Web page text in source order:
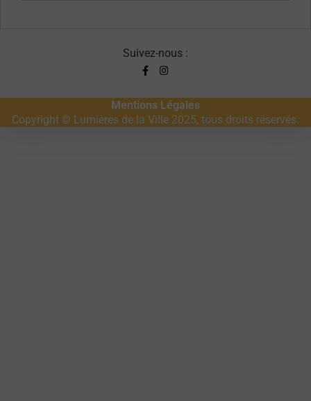
Suivez-nous :
Mentions Légales
Copyright © Lumières de la Ville 2025, tous droits réservés.